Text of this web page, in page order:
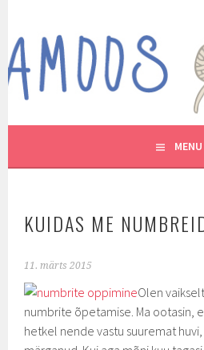
content
MUTUKAMOOS
ARENDAVAID TEGEVUSI
MENU
KUIDAS ME
11. märts 2015
Olen
numbrite õpetamise. Ma ootasin,
hetkel nende vastu suuremat